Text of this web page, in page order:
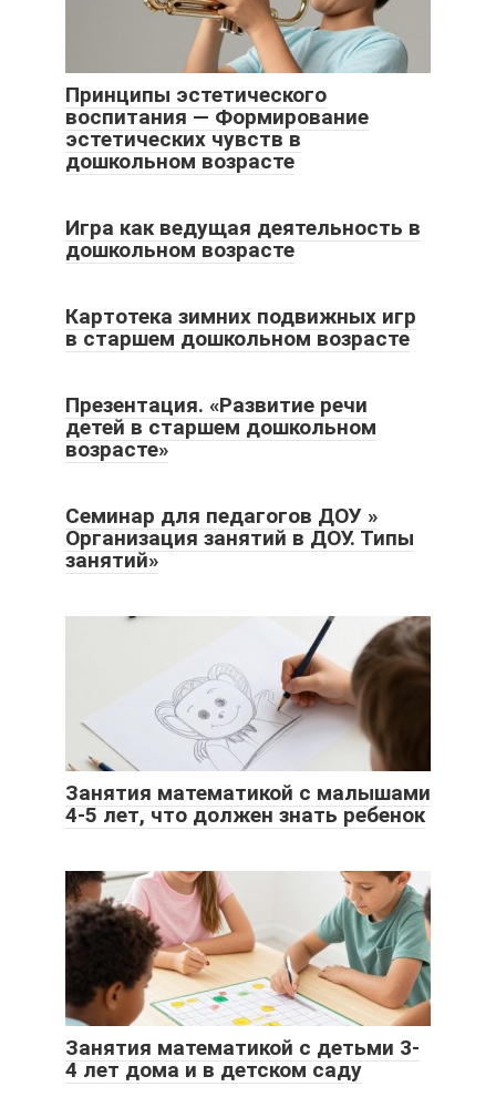
Принципы эстетического
воспитания — Формирование
эстетических чувств в
дошкольном возрасте
Игра как ведущая деятельность в
дошкольном возрасте
Картотека зимних подвижных игр
в старшем дошкольном возрасте
Презентация. «Развитие речи
детей в старшем дошкольном
возрасте»
Семинар для педагогов ДОУ »
Организация занятий в ДОУ. Типы
занятий»
Занятия математикой с малышами
4-5 лет, что должен знать ребенок
Занятия математикой с детьми 3-
4 лет дома и в детском саду